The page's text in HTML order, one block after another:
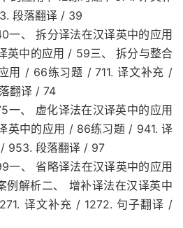
段落翻译 / 39
、 拆分译法在汉译英中的应用
英中的应用 / 59三、 拆分与整合
用 / 66练习题 / 711. 译文补充 /
翻译 / 74
、 虚化译法在汉译英中的应用
英中的应用 / 86练习题 / 941. 译
953. 段落翻译 / 97
、 省略译法在汉译英中的应用
例解析二、 增补译法在汉译英中
译文补充 / 1272. 句子翻译 /